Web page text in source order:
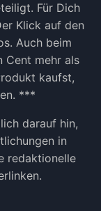
Für Dich
Klick auf den
Auch beim
Cent mehr als
kaufst,
***
darauf hin,
in
redaktionelle